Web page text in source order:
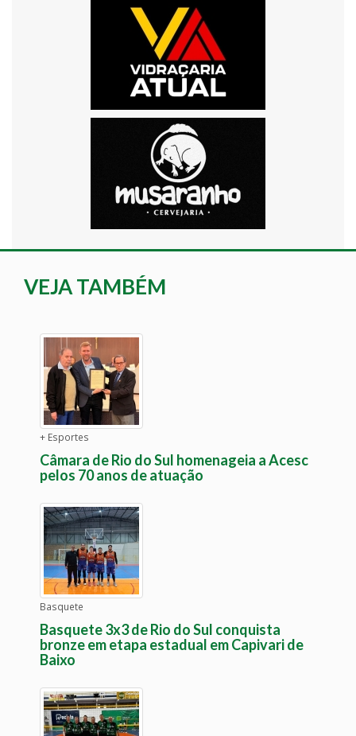
VEJA TAMBÉM
+ Esportes
Câmara de Rio do Sul homenageia a Acesc
pelos 70 anos de atuação
Basquete
Basquete 3x3 de Rio do Sul conquista
bronze em etapa estadual em Capivari de
Baixo